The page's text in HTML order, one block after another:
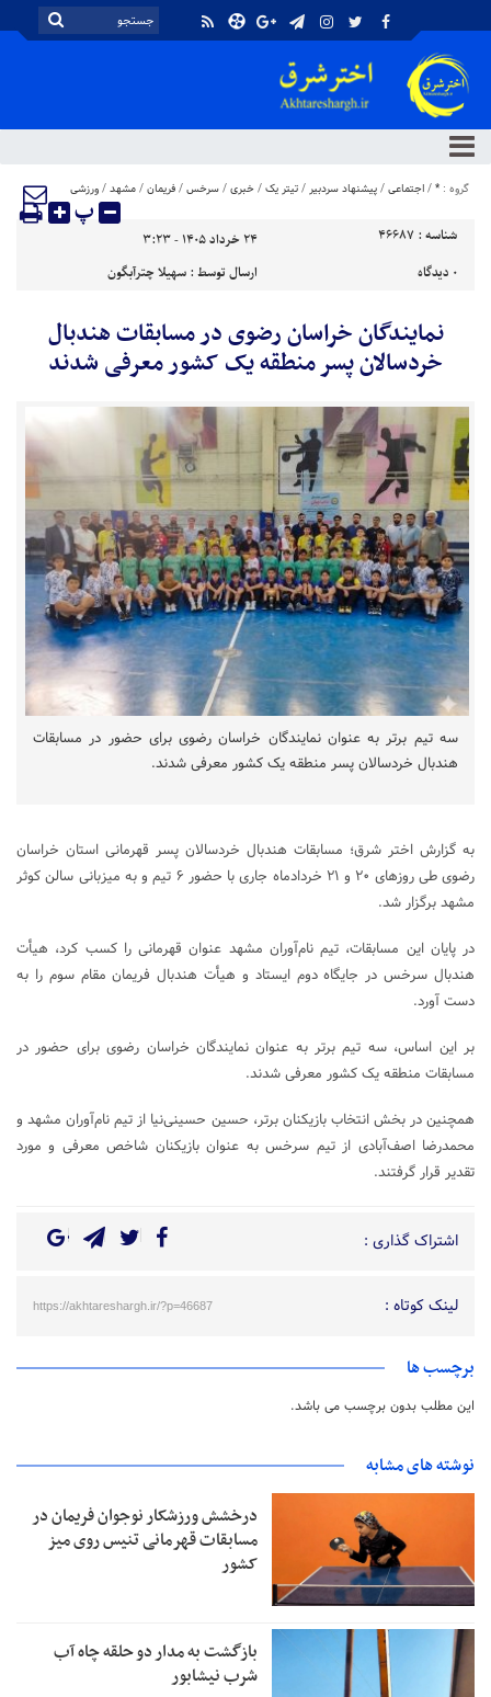
گروه : *
/اجتماعی/پیشنهاد سردبیر/تیتر یک/خبری/سرخس/فریمان/مشهد/ورزشی
پ
شناسه : 46687
۲۴ خرداد ۱۴۰۵ - ۳:۲۳
۰ دیدگاه ارسال توسط :سهیلا چترآبگون
نمایندگان خراسان رضوی در مسابقات هندبال
خردسالان پسر منطقه یک کشور معرفی شدند
سه تیم برتر به عنوان نمایندگان خراسان رضوی برای حضور در مسابقات
هندبال خردسالان پسر منطقه یک کشور معرفی شدند.
به گزارش اختر شرق؛ مسابقات هندبال خردسالان پسر قهرمانی استان خراسان
رضوی طی روز‌های ۲۰ و ۲۱ خردادماه جاری با حضور ۶ تیم و به میزبانی سالن کوثر
مشهد برگزار شد.
در پایان این مسابقات، تیم نام‌آوران مشهد عنوان قهرمانی را کسب کرد، هیأت
هندبال سرخس در جایگاه دوم ایستاد و هیأت هندبال فریمان مقام سوم را به
دست آورد.
بر این اساس، سه تیم برتر به عنوان نمایندگان خراسان رضوی برای حضور در
مسابقات منطقه یک کشور معرفی شدند.
همچنین در بخش انتخاب بازیکنان برتر، حسین حسینی‌نیا از تیم نام‌آوران مشهد و
محمدرضا اصف‌آبادی از تیم سرخس به عنوان بازیکنان شاخص معرفی و مورد
تقدیر قرار گرفتند.
اشتراک گذاری :
لینک کوتاه : https://akhtareshargh.ir/?p=46687
برچسب ها
این مطلب بدون برچسب می باشد.
نوشته های مشابه
درخشش ورزشکار نوجوان فریمان در
مسابقات قهرمانی تنیس روی میز
کشور
بازگشت به مدار دو حلقه چاه آب
شرب نیشابور